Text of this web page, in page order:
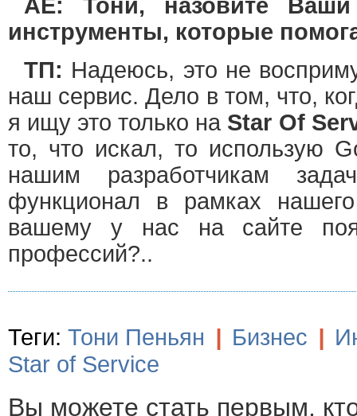
AE: Тони, назовите
инструменты, которые
ТП: Надеюсь, это не
наш сервис. Дело в том, что,
я ищу это только на Star Of
то, что искал, то использую
нашим разработчикам
функционал в рамках
вашему у нас на сайте
профессий?..
Теги: Тони Пеньян | Бизнес |
Star of Service
Вы можете стать первым,